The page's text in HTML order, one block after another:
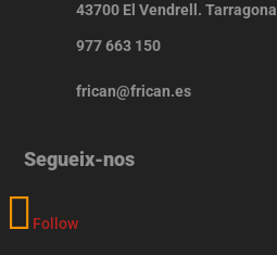
43700 El Vendrell. Tarragona
977 663 150
frican@frican.es
Segueix-nos
Follow